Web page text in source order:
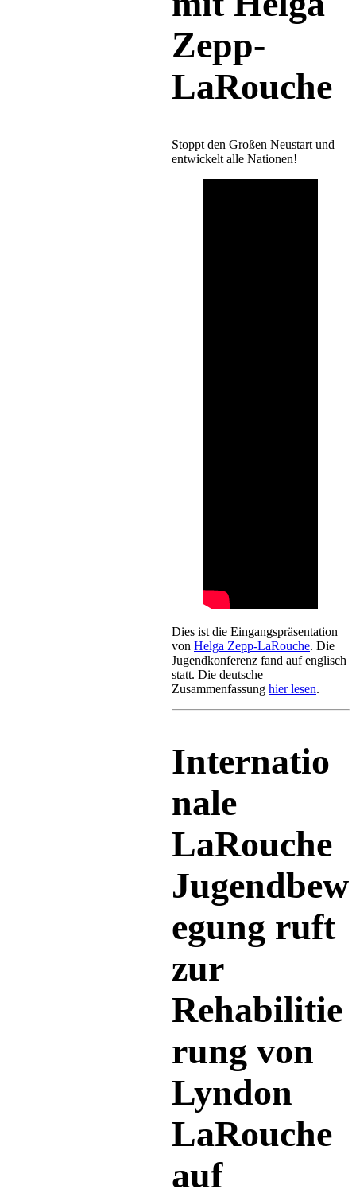
Zepp-
LaRouche
Stoppt den Großen Neustart und
entwickelt alle Nationen!
Dies ist die Eingangspräsentation
von Helga Zepp-LaRouche. Die
Jugendkonferenz fand auf englisch
statt. Die deutsche
Zusammenfassung hier lesen.
Internatio
nale
LaRouche
Jugendbew
egung ruft
zur
Rehabilitie
rung von
Lyndon
LaRouche
auf